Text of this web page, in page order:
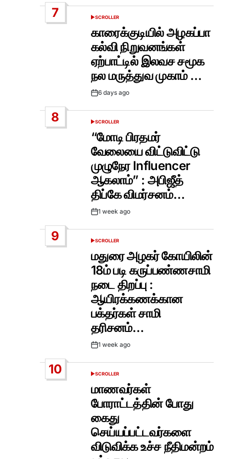
7
POSTED
SCROLLER
காரைக்குடியில் அழகப்பா
கல்வி நிறுவனங்கள்
ஏற்பாட்டில் இலவச சமூக
நல மருத்துவ முகாம் …
Post6 days ago
8
POSTED
SCROLLER
“மோடி பிரதமர்
வேலையை விட்டுவிட்டு
முழுநேர Influencer
ஆகலாம்” : அபிஜீத்
திப்கே விமர்சனம்…
Post1 week ago
9
POSTED
SCROLLER
மதுரை அழகர் கோயிலின்
18ம் படி கருப்பண்ணசாமி
நடை திறப்பு :
ஆயிரக்கணக்கான
பக்தர்கள் சாமி
தரிசனம்…
Post1 week ago
10
POSTED
SCROLLER
மாணவர்கள்
போராட்டத்தின் போது
கைது
செய்யப்பட்டவர்களை
விடுவிக்க உச்ச நீதிமன்றம்